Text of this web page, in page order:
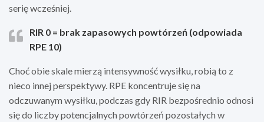
serię wcześniej.
RIR 0 = brak zapasowych powtórzeń (odpowiada
RPE 10)
Choć obie skale mierzą intensywność wysiłku, robią to z
nieco innej perspektywy. RPE koncentruje się na
odczuwanym wysiłku, podczas gdy RIR bezpośrednio odnosi
się do liczby potencjalnych powtórzeń pozostałych w